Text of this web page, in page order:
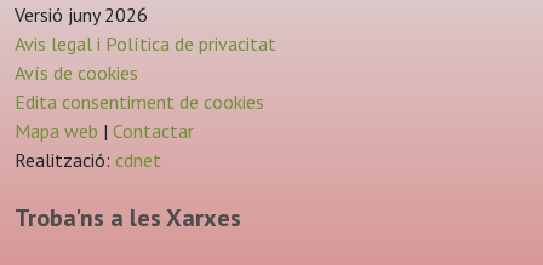
Versió juny 2026
Avis legal i Política de privacitat
Avís de cookies
Edita consentiment de cookies
Mapa web | Contactar
Realització: cdnet
Troba'ns a les Xarxes